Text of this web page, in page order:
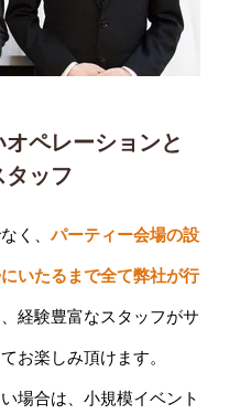
ペレーションと
タッフ
く、パーティー会場の設
いたるまで全て弊社が行
経験豊富なスタッフがサ
お楽しみ頂けます。
場合は、小規模イベント